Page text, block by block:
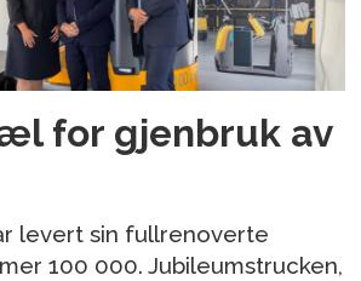
for gjenbruk av
levert sin fullrenoverte
100 000. Jubileumstrucken,